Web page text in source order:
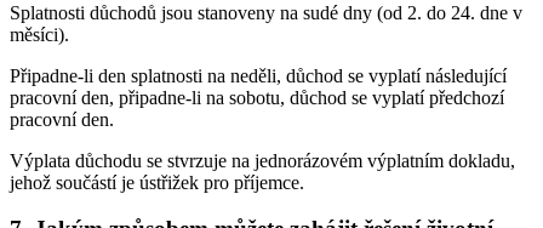
Splatnosti důchodů jsou stanoveny na sudé dny (od 2. do 24. dne v
měsíci).
Připadne-li den splatnosti na neděli, důchod se vyplatí následující
pracovní den, připadne-li na sobotu, důchod se vyplatí předchozí
pracovní den.
Výplata důchodu se stvrzuje na jednorázovém výplatním dokladu,
jehož součástí je ústřižek pro příjemce.